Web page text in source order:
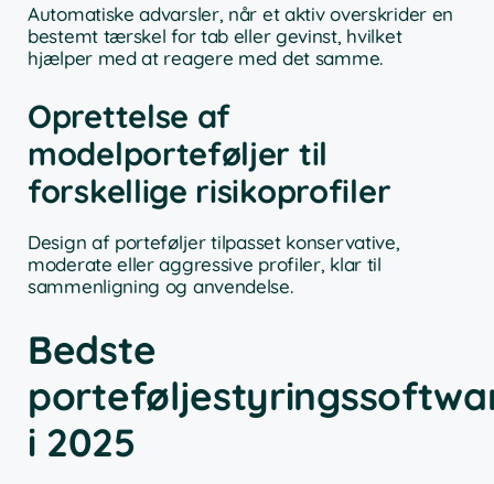
Automatiske advarsler, når et aktiv overskrider en
bestemt tærskel for tab eller gevinst, hvilket
hjælper med at reagere med det samme.
Oprettelse af
modelporteføljer til
forskellige risikoprofiler
Design af porteføljer tilpasset konservative,
moderate eller aggressive profiler, klar til
sammenligning og anvendelse.
Bedste
i 2025